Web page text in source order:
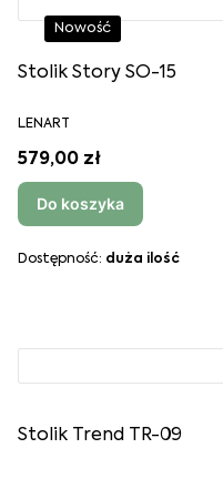
Nowość
Stolik Story SO-15
LENART
579,00 zł
Do koszyka
Dostępność: duża ilość
Stolik Trend TR-09